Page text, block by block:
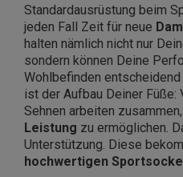
Standardausrüstung beim
jeden Fall Zeit für neue
halten nämlich nicht nur
sondern können Deine
Wohlbefinden
ist der Aufbau Deiner Füße:
Sehnen arbeiten
Leistung zu ermöglichen.
Unterstützung. Diese
hochwertigen